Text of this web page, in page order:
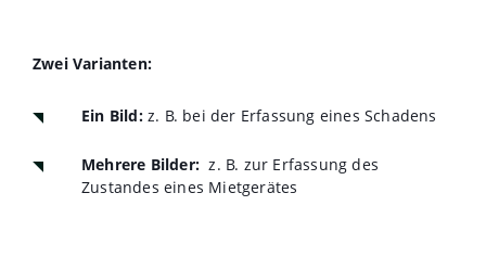
Zwei Varianten:
Ein Bild:z. B. bei der Erfassung eines Schadens
Mehrere Bilder: z. B. zur Erfassung des
Zustandes eines Mietgerätes